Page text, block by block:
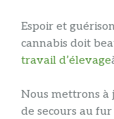
Espoir et
cannabis doit
travail d’élevage
Nous mettrons à
de secours au